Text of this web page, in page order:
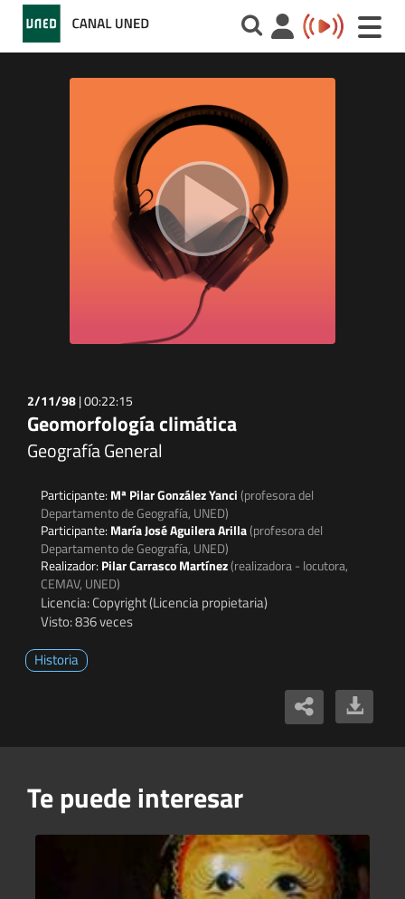
Toggle
2/11/98|00:22:15
Geomorfología climática
Geografía General
Participante: Mª Pilar González Yanci(profesora del
Departamento de Geografía, UNED)
Participante: María José Aguilera Arilla(profesora del
Departamento de Geografía, UNED)
Realizador: Pilar Carrasco Martínez(realizadora - locutora,
CEMAV, UNED)
Licencia: Copyright (Licencia propietaria)
Visto: 836 veces
Historia
Te puede interesar